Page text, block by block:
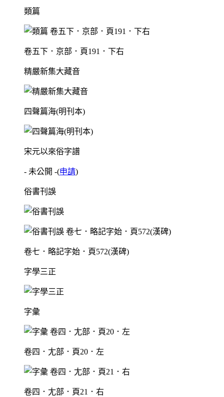
類篇
卷五下．京部．頁191．下右
精嚴新集大藏音
四聲篇海(明刊本)
宋元以來俗字譜
- 未公開 -(申請)
俗書刊誤
卷七．略記字始．頁572(漢碑)
字學三正
字彙
卷四．尢部．頁20．左
卷四．尢部．頁21．右